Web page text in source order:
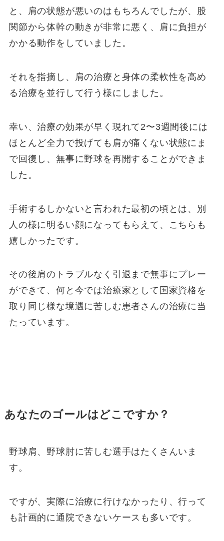
と、肩の状態が悪いのはもちろんでしたが、股
関節から体幹の動きが非常に悪く、肩に負担が
かかる動作をしていました。
それを指摘し、肩の治療と身体の柔軟性を高め
る治療を並行して行う様にしました。
幸い、治療の効果が早く現れて2〜3週間後には
ほとんど全力で投げても肩が痛くない状態にま
で回復し、無事に野球を再開することができま
した。
手術するしかないと言われた最初の頃とは、別
人の様に明るい顔になってもらえて、こちらも
嬉しかったです。
その後肩のトラブルなく引退まで無事にプレー
ができて、何と今では治療家として国家資格を
取り同じ様な境遇に苦しむ患者さんの治療に当
たっています。
あなたのゴールはどこですか？
野球肩、野球肘に苦しむ選手はたくさんいま
す。
ですが、実際に治療に行けなかったり、行って
も計画的に通院できないケースも多いです。